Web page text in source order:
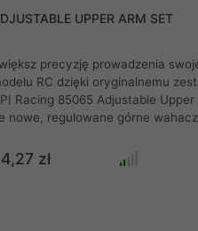
UPPER ARM SET
precyzję prowadzenia
RC dzięki oryginalnemu
Racing 85065 Adjustable Upper
nowe, regulowane górne
kół (camber), kluczową
zawieszenia. Kompletny,
zł